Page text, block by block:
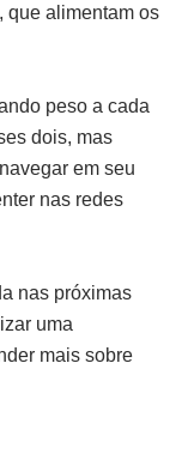
que alimentam os
peso a cada
dois, mas
em seu
nas redes
nas próximas
uma
mais sobre